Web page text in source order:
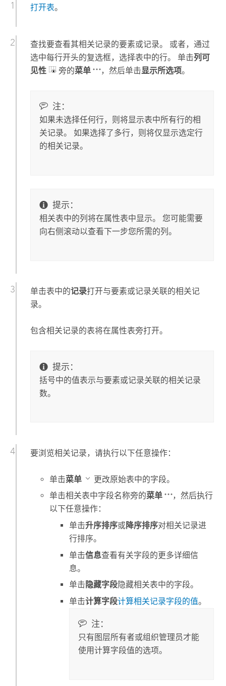
打开表。
查找要查看其相关记录的要素或记录。 或者，通过
选中每行开头的复选框，选择表中的行。 单击列可
见性
旁的菜单 ，然后单击显示所选项。
注：
如果未选择任何行，则将显示表中所有行的相
关记录。 如果选择了多行，则将仅显示选定行
的相关记录。
提示：
相关表中的列将在属性表中显示。 您可能需要
向右侧滚动以查看下一步您所需的列。
单击表中的记录打开与要素或记录关联的相关记
录。
包含相关记录的表将在属性表旁打开。
提示：
括号中的值表示与要素或记录关联的相关记录
数。
要浏览相关记录，请执行以下任意操作：
单击菜单
更改原始表中的字段。
单击相关表中字段名称旁的菜单
，然后执行
以下任意操作：
单击升序排序或降序排序对相关记录进
行排序。
单击信息查看有关字段的更多详细信
息。
单击 隐藏字段隐藏相关表中的字段。
单击计算字段计算相关记录字段的值。
注：
只有图层所有者或组织管理员才能
使用计算字段值的选项。